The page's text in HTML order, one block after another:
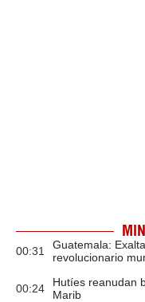
00:31
Guatemala:
revolucionario
00:24
Hutíes reanudan
Marib